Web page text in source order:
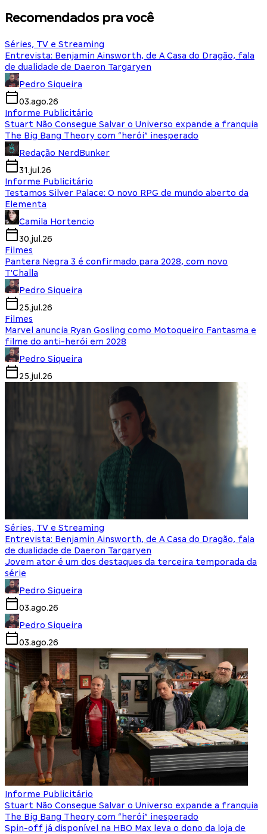
Recomendados pra você
Séries, TV e Streaming
Entrevista: Benjamin Ainsworth, de A Casa do Dragão, fala
de dualidade de Daeron Targaryen
Pedro Siqueira
03.ago.26
Informe Publicitário
Stuart Não Consegue Salvar o Universo expande a franquia
The Big Bang Theory com “herói” inesperado
Redação NerdBunker
31.jul.26
Informe Publicitário
Testamos Silver Palace: O novo RPG de mundo aberto da
Elementa
Camila Hortencio
30.jul.26
Filmes
Pantera Negra 3 é confirmado para 2028, com novo
T'Challa
Pedro Siqueira
25.jul.26
Filmes
Marvel anuncia Ryan Gosling como Motoqueiro Fantasma e
filme do anti-herói em 2028
Pedro Siqueira
25.jul.26
Séries, TV e Streaming
Entrevista: Benjamin Ainsworth, de A Casa do Dragão, fala
de dualidade de Daeron Targaryen
Jovem ator é um dos destaques da terceira temporada da
série
Pedro Siqueira
03.ago.26
Pedro Siqueira
03.ago.26
Informe Publicitário
Stuart Não Consegue Salvar o Universo expande a franquia
The Big Bang Theory com “herói” inesperado
Spin-off já disponível na HBO Max leva o dono da loja de